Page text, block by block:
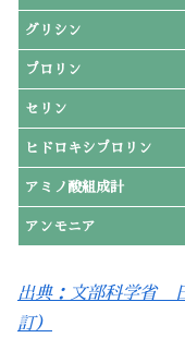
グリシン
プロリン
セリン
ヒドロキシプロリン
アミノ酸組成計
アンモニア
出典：文部科学省
訂）